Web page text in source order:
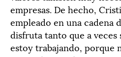
empresas. De hecho,
empleado en una cadena
disfruta tanto que a veces
estoy trabajando, porque